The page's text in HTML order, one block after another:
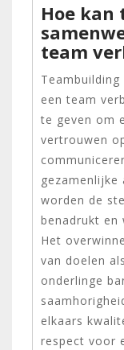
Hoe kan
team
een team
te geven om
vertrouwen
worden de
benadrukt en
Het
van doelen
onderlinge
elkaars
respect voor